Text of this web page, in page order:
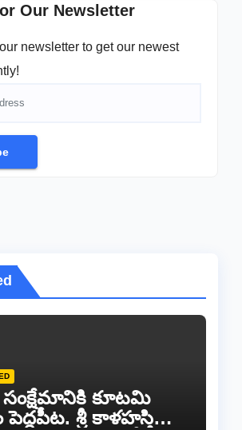
Our Newsletter
newsletter to get our newest
సంక్షేమానికి కూటమి
పెద్దపీట. శ్రీ కాళహస్తి